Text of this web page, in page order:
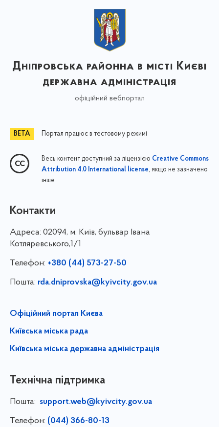
Дніпровська районна в місті Києві
державна адміністрація
офіційний вебпортал
Портал працює в тестовому режимі
Весь контент доступний за ліцензією Creative Commons
Attribution 4.0 International license, якщо не зазначено
інше
Контакти
Адреса: 02094, м. Київ, бульвар Івана
Котляревського,1/1
Телефон: +380 (44) 573-27-50
Пошта: rda.dniprovska@kyivcity.gov.ua
Офіційний портал Києва
Київська міська рада
Київська міська державна адміністрація
Технічна підтримка
Пошта: support.web@kyivcity.gov.ua
Телефон: (044) 366-80-13